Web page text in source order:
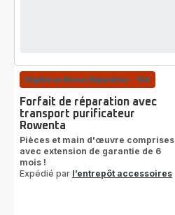
Eligible au Bonus Réparation : -15€
Forfait de réparation avec
transport purificateur
Rowenta
Pièces et main d'œuvre comprises
avec extension de garantie de 6
mois !
Expédié par l’entrepôt accessoires